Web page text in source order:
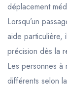
déplacement
Lorsqu’un
aide particulière,
précision dès la
Les personnes à
différents selon